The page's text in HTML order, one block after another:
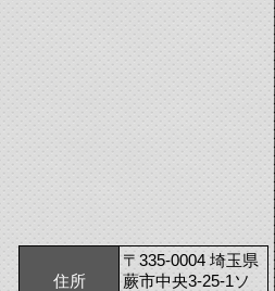
住所
〒335-0004 埼玉県
蕨市中央3-25-1ソ